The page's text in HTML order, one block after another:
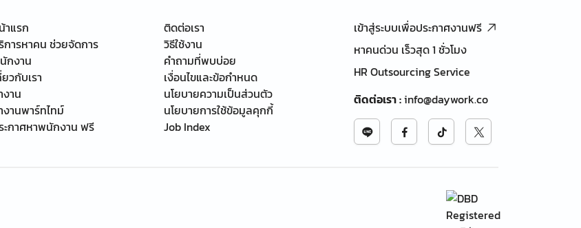
าแรก
การหาคน ช่วยจัดการ
กงาน
ยวกับเรา
งาน
งานพาร์ทไทม์
ะกาศหาพนักงาน ฟรี
ติดต่อเรา
วิธีใช้งาน
คำถามที่พบบ่อย
เงื่อนไขและข้อกำหนด
นโยบายความเป็นส่วนตัว
นโยบายการใช้ข้อมูลคุกกี้
Job Index
เข้าสู่ระบบเพื่อประกาศงานฟรี
หาคนด่วน เร็วสุด 1 ชั่วโมง
HR Outsourcing Service
ติดต่อเรา:info@daywork.co